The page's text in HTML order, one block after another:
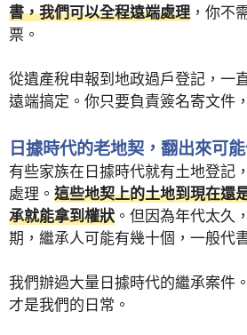
書，我們可以全程遠端處理 ，你不
票。
從遺產稅申報到地政過戶登記，一
遠端搞定。你只要負責簽名寄文件
日據時代的老地契，翻出來可
有些家族在日據時代就有土地登記
處理。 這些地契上的土地到現在還
承就能拿到權狀 。但因為年代太久
期，繼承人可能有幾十個，一般代
我們辦過大量日據時代的繼承案件
才是我們的日常。